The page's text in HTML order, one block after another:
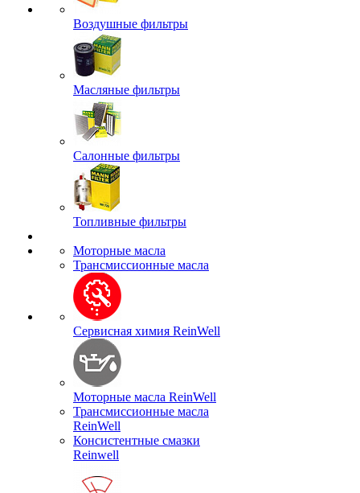
Воздушные фильтры
Масляные фильтры
Салонные фильтры
Топливные фильтры
Моторные масла
Трансмиссионные масла
Сервисная химия ReinWell
Моторные масла ReinWell
Трансмиссионные масла
ReinWell
Консистентные смазки
Reinwell